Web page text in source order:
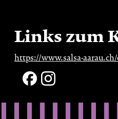
Links zum
https://www.salsa-